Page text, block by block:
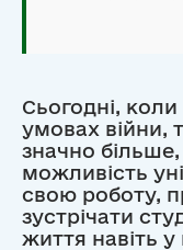
Сьогодні,
умовах війни,
значно
можливість
свою роботу,
зустрічати
життя навіть у